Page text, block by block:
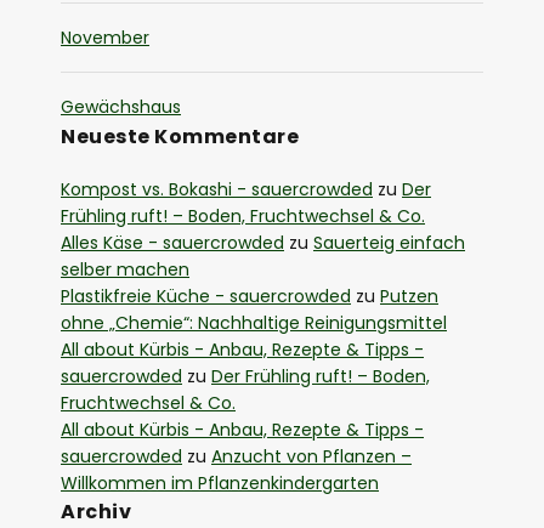
November
Gewächshaus
Neueste Kommentare
Kompost vs. Bokashi - sauercrowded zu Der
Frühling ruft! – Boden, Fruchtwechsel & Co.
Alles Käse - sauercrowded zu Sauerteig einfach
selber machen
Plastikfreie Küche - sauercrowded zu Putzen
ohne „Chemie“: Nachhaltige Reinigungsmittel
All about Kürbis - Anbau, Rezepte & Tipps -
sauercrowded zu Der Frühling ruft! – Boden,
Fruchtwechsel & Co.
All about Kürbis - Anbau, Rezepte & Tipps -
sauercrowded zu Anzucht von Pflanzen –
Willkommen im Pflanzenkindergarten
Archiv